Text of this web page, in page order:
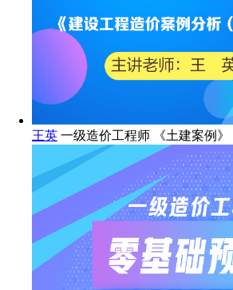
王英 一级造价工程师 《土建案例》